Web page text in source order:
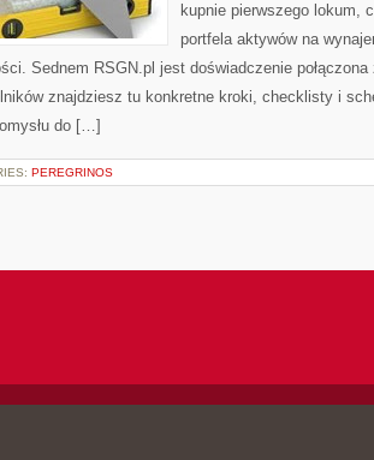
kupnie pierwszego lokum,
portfela aktywów na
Sednem RSGN.pl jest doświadczenie połączona
znajdziesz tu konkretne kroki, checklisty i
do […]
PEREGRINOS